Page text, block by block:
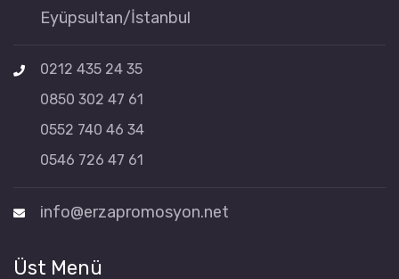
Eyüpsultan/İstanbul
0212 435 24 35
0850 302 47 61
0552 740 46 34
0546 726 47 61
info@erzapromosyon.net
Üst Menü